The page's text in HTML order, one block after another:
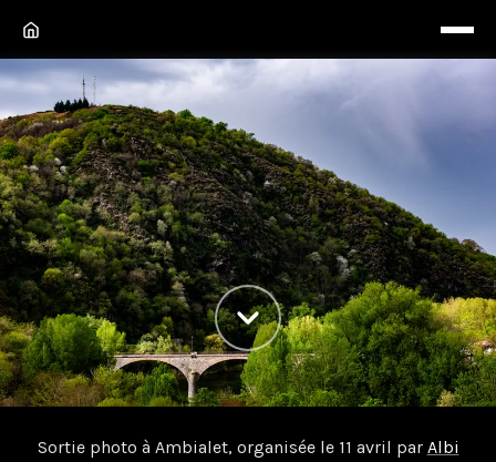
Sortie photo à Ambialet, organisée le 11 avril par Albi